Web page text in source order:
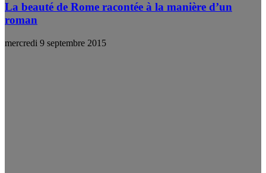
La beauté de Rome racontée à la manière d’un
roman
mercredi 9 septembre 2015